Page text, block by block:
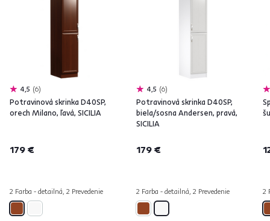
4,5 6
Potravinová skrinka D40SP,
orech Milano, ľavá, SICILIA
179 €
2 Farba - detailná, 2 Prevedenie
4,5 6
Potravinová skrinka D40SP,
biela/sosna Andersen, pravá,
SICILIA
179 €
2 Farba - detailná, 2 Prevedenie 2